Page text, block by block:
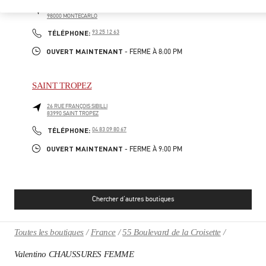
98000MONTECARLO
TÉLÉPHONE: PHONE
93 25 12 63
OUVERT MAINTENANT - FERME À 8:00 PM
SAINT TROPEZ
26 RUE FRANÇOIS SIBILLI
83990SAINT TROPEZ
TÉLÉPHONE: PHONE
04 83 09 80 67
OUVERT MAINTENANT - FERME À 9:00 PM
Chercher d'autres boutiques
Toutes les boutiques France 55 Boulevard de la Croisette
Valentino CHAUSSURES FEMME